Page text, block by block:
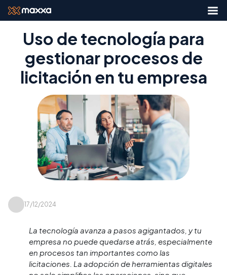
Uso de tecnología para
gestionar procesos de
licitación en tu empresa
17/12/2024
La tecnología avanza a pasos agigantados, y tu
empresa no puede quedarse atrás, especialmente
en procesos tan importantes como las
licitaciones. La adopción de herramientas digitales